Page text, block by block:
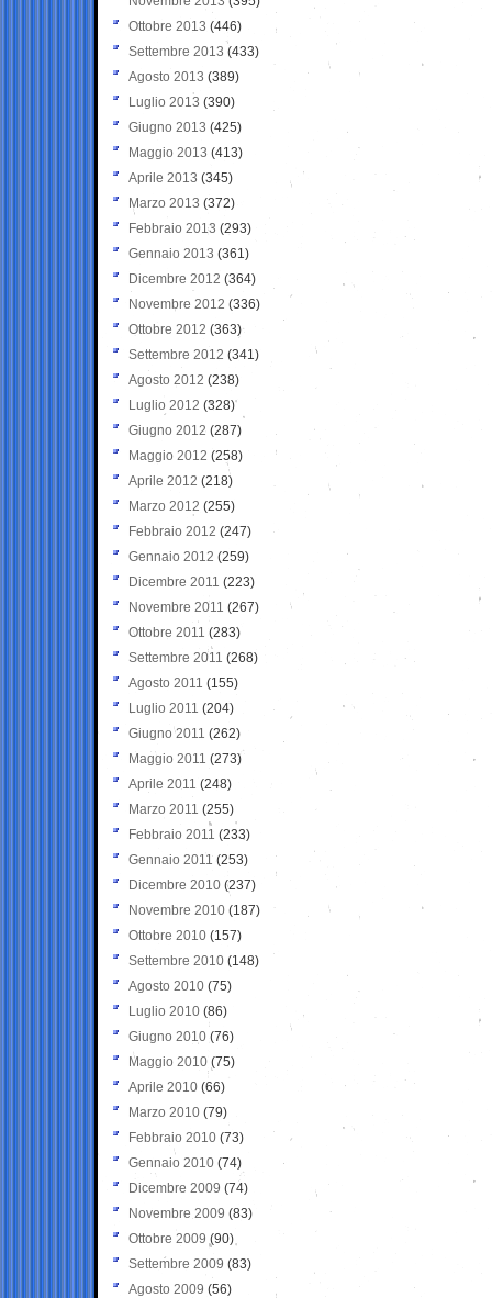
Ottobre 2013 (446)
Settembre 2013 (433)
Agosto 2013 (389)
Luglio 2013 (390)
Giugno 2013 (425)
Maggio 2013 (413)
Aprile 2013 (345)
Marzo 2013 (372)
Febbraio 2013 (293)
Gennaio 2013 (361)
Dicembre 2012 (364)
Novembre 2012 (336)
Ottobre 2012 (363)
Settembre 2012 (341)
Agosto 2012 (238)
Luglio 2012 (328)
Giugno 2012 (287)
Maggio 2012 (258)
Aprile 2012 (218)
Marzo 2012 (255)
Febbraio 2012 (247)
Gennaio 2012 (259)
Dicembre 2011 (223)
Novembre 2011 (267)
Ottobre 2011 (283)
Settembre 2011 (268)
Agosto 2011 (155)
Luglio 2011 (204)
Giugno 2011 (262)
Maggio 2011 (273)
Aprile 2011 (248)
Marzo 2011 (255)
Febbraio 2011 (233)
Gennaio 2011 (253)
Dicembre 2010 (237)
Novembre 2010 (187)
Ottobre 2010 (157)
Settembre 2010 (148)
Agosto 2010 (75)
Luglio 2010 (86)
Giugno 2010 (76)
Maggio 2010 (75)
Aprile 2010 (66)
Marzo 2010 (79)
Febbraio 2010 (73)
Gennaio 2010 (74)
Dicembre 2009 (74)
Novembre 2009 (83)
Ottobre 2009 (90)
Settembre 2009 (83)
Agosto 2009 (56)